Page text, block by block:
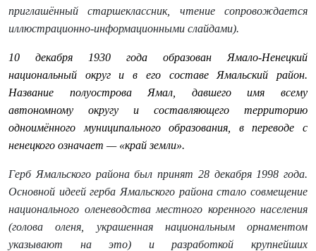
приглашённый старшеклассник, чтение сопровождается
иллюстрационно-информационными слайдами).
10 декабря 1930 года образован Ямало-Ненецкий
национальный округи в его составе Ямальский район.
Название полуострова Ямал , давшего имя всему
автономному округу и составляющего территорию
одноимённого муниципального образования, в переводе с
ненецкого означает — «край земли».
Герб Ямальского района был принят 28 декабря 1998 года.
Основной идеей герба Ямальского района стало совмещение
национального оленеводства местного коренного населения
(голова оленя, украшенная национальным орнаментом
указывают на это) и разработкой крупнейших